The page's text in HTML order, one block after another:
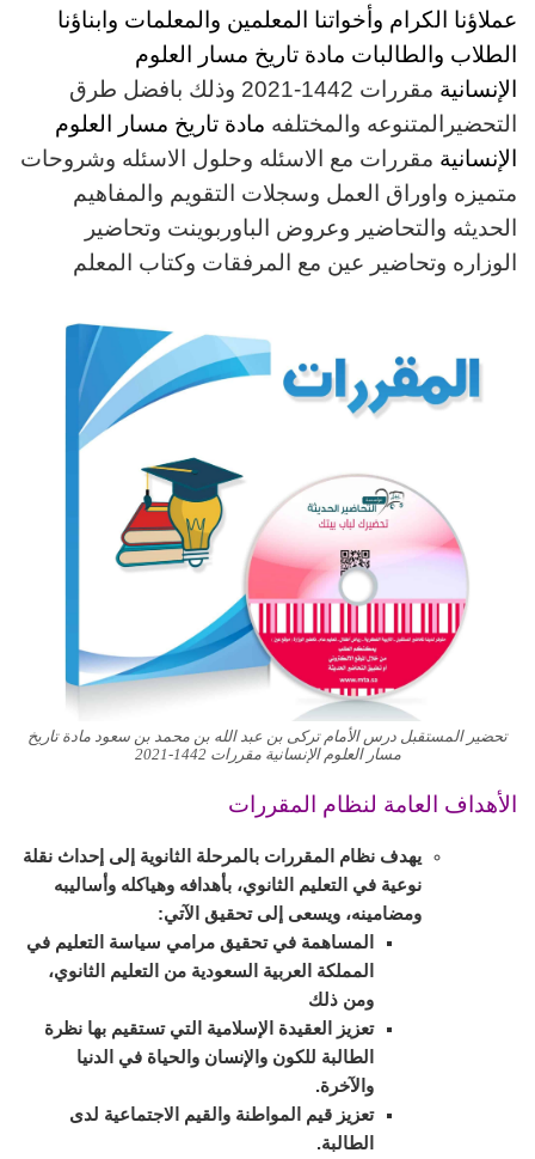
عملاؤنا الكرام وأخواتنا المعلمين والمعلمات وابناؤنا
الطلاب والطالبات مادة تاريخ مسار العلوم
الإنسانية مقررات
1442-2021 وذلك بافضل طرق
التحضيرالمتنوعه والمختلفه مادة تاريخ مسار العلوم
الإنسانية مقررات مع الاسئله وحلول الاسئله وشروحات
متميزه واوراق العمل وسجلات التقويم والمفاهيم
الحديثه والتحاضير وعروض الباوربوينت وتحاضير
الوزاره وتحاضير عين مع المرفقات وكتاب المعلم
تحضير المستقبل درس الأمام تركى بن عبد الله بن محمد بن سعود مادة تاريخ
مسار العلوم الإنسانية مقررات 1442-2021
الأهداف العامة لنظام المقررات
يهدف نظام المقررات بالمرحلة الثانوية إلى إحداث نقلة
نوعية في التعليم الثانوي، بأهدافه وهياكله وأساليبه
ومضامينه، ويسعى إلى تحقيق الآتي:
المساهمة في تحقيق مرامي سياسة التعليم في
المملكة العربية السعودية من التعليم الثانوي،
ومن ذلك
تعزيز العقيدة الإسلامية التي تستقيم بها نظرة
الطالبة للكون والإنسان والحياة في الدنيا
والآخرة.
تعزيز قيم المواطنة والقيم الاجتماعية لدى
الطالبة.